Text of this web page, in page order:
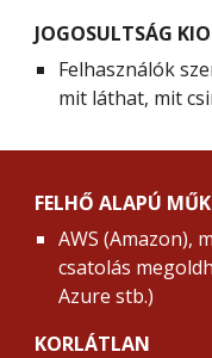
JOGOSULTSÁG
Felhasználók
mit láthat, mit
FELHŐ ALAPÚ
AWS (Amazon),
csatolás
Azure stb.)
KORLÁTLAN